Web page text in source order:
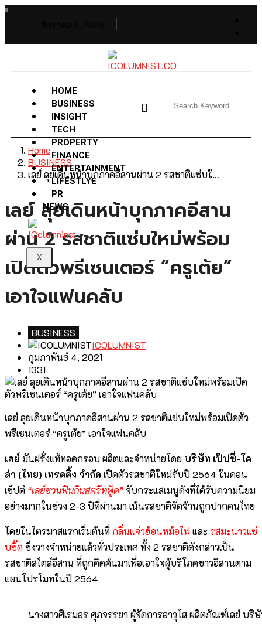
HOME
BUSINESS
INSIGHT
TECH
PROPERTY
FINANCE
ENTERTAINMENT
LIFESTLYE
PR
NEWS
X
Home
BUSINESS
เลย์ ลุยเดินหน้าบุกภาคอีสานผ่าน 2 รสชาติแซ่บใ…
เลย์ ลุยเดินหน้าบุกภาคอีสาน
ผ่าน 2 รสชาติแซ่บใหม่พร้อม
เปิดตัวพรีเซนเตอร์ “ครูเต้ย”
เอาใจแฟนคลับ
BUSINESS
ICOLUMNIST
กุมภาพันธ์ 4, 2021
1331
เลย์ ลุยเดินหน้าบุกภาคอีสานผ่าน 2 รสชาติแซ่บใหม่พร้อมเปิดตัว
พรีเซนเตอร์ “ครูเต้ย” เอาใจแฟนคลับ
เลย์ มันฝรั่งแท้ทอดกรอบ ผลิตและจำหน่ายโดย บริษัท เป๊ปซี่-โค
ล่า (ไทย) เทรดดิ้ง จำกัด เปิดตัวรสชาติใหม่รับปี 2564 ในคอน
เซ็ปต์ “เลย์ชวนฟินกินสตรีทฟู้ด”จับกระแสเมนูดังที่ได้รับความนิยม
อย่างมากในช่วง 2-3 ปีที่ผ่านมา เน้นรสชาติจัดจ้านถูกปากคนไทย
โดยในไตรมาสแรกเริ่มต้นที่กลิ่นแจ่วฮ้อนหม้อไฟ และ รสมะนาวแซ่
บซี๊ดซึ่งวางจำหน่ายแล้วทั่วประเทศ ทั้ง 2 รสชาติดังกล่าวเป็น
รสชาติสไตล์อีสาน ที่ถูกคิดค้นมาเพื่อเอาใจผู้บริโภคชาวอีสานตาม
แผนโปรโมทในปี 2564
นางสาวศิเรมอร ศุภจรรยา ผู้จัดการอาวุโส ผลิตภัณฑ์เลย์ บริ